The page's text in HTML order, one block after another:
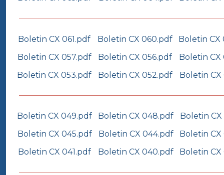
Boletin CX 061.pdf Boletin CX 060.pdf
Boletin CX
Boletin CX 057.pdf
Boletin CX 056.pdf
Boletin CX
Boletin CX 053.pdf
Boletin CX 052.pdf Boletin CX
Boletin CX 049.pdf Boletin CX 048.pdf
Boletin
Boletin CX 045.pdf
Boletin CX 044.pdf
Boletin
Boletin CX 041.pdf
Boletin CX 040.pdf Boletin